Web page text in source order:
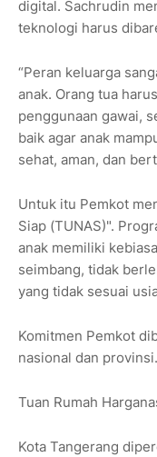
digital. Sachrudin
teknologi harus
“Peran keluarga
anak. Orang tua
penggunaan gawai,
baik agar anak
sehat, aman, dan
Untuk itu Pemkot
Siap (TUNAS)".
anak memiliki
seimbang, tidak
yang tidak sesuai
Komitmen Pemkot
nasional dan provinsi.
Tuan Rumah
Kota Tangerang